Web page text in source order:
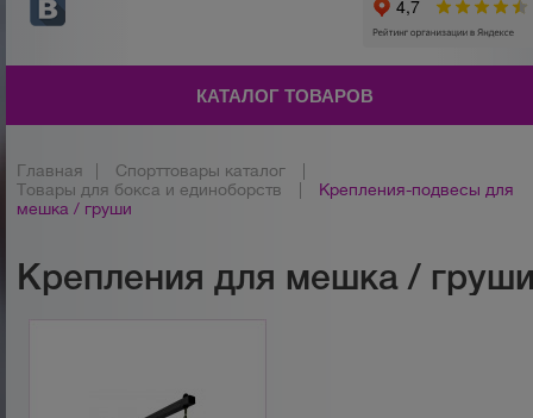
КАТАЛОГ ТОВАРОВ
Главная Спорттовары каталог
Товары для бокса и единоборств
Крепления-подвесы для
мешка / груши
Крепления для мешка /